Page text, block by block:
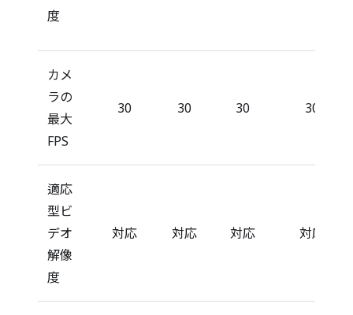
度
カメ
ラの
最大
FPS
30 30 30 30
適応
型ビ
デオ
解像
度
対応 対応 対応 対応